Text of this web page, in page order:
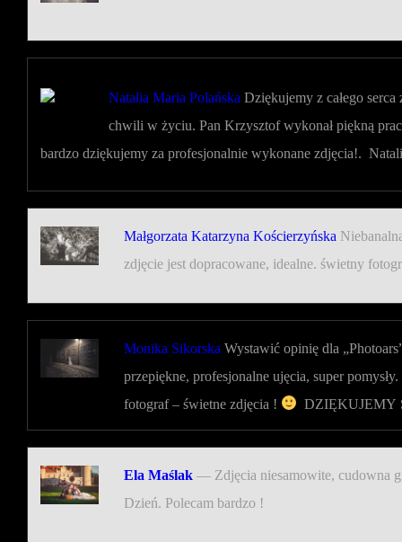
Natalia Maria Polańska Dziękujemy z całego
chwili w życiu. Pan Krzysztof wykonał piękną
bardzo dziękujemy za profesjonalnie wykonane zdjęcia!.
Małgorzata Katarzyna Kościerzyńska
zdjęcie jest dopracowane, idealne. świetny
Monika Sikorska Wystawić opinię dla
przepiękne, profesjonalne ujęcia, super
fotograf – świetne zdjęcia !
DZIĘKUJEMY
Ela Maślak — Zdjęcia niesamowite, cudowna
Dzień. Polecam bardzo !